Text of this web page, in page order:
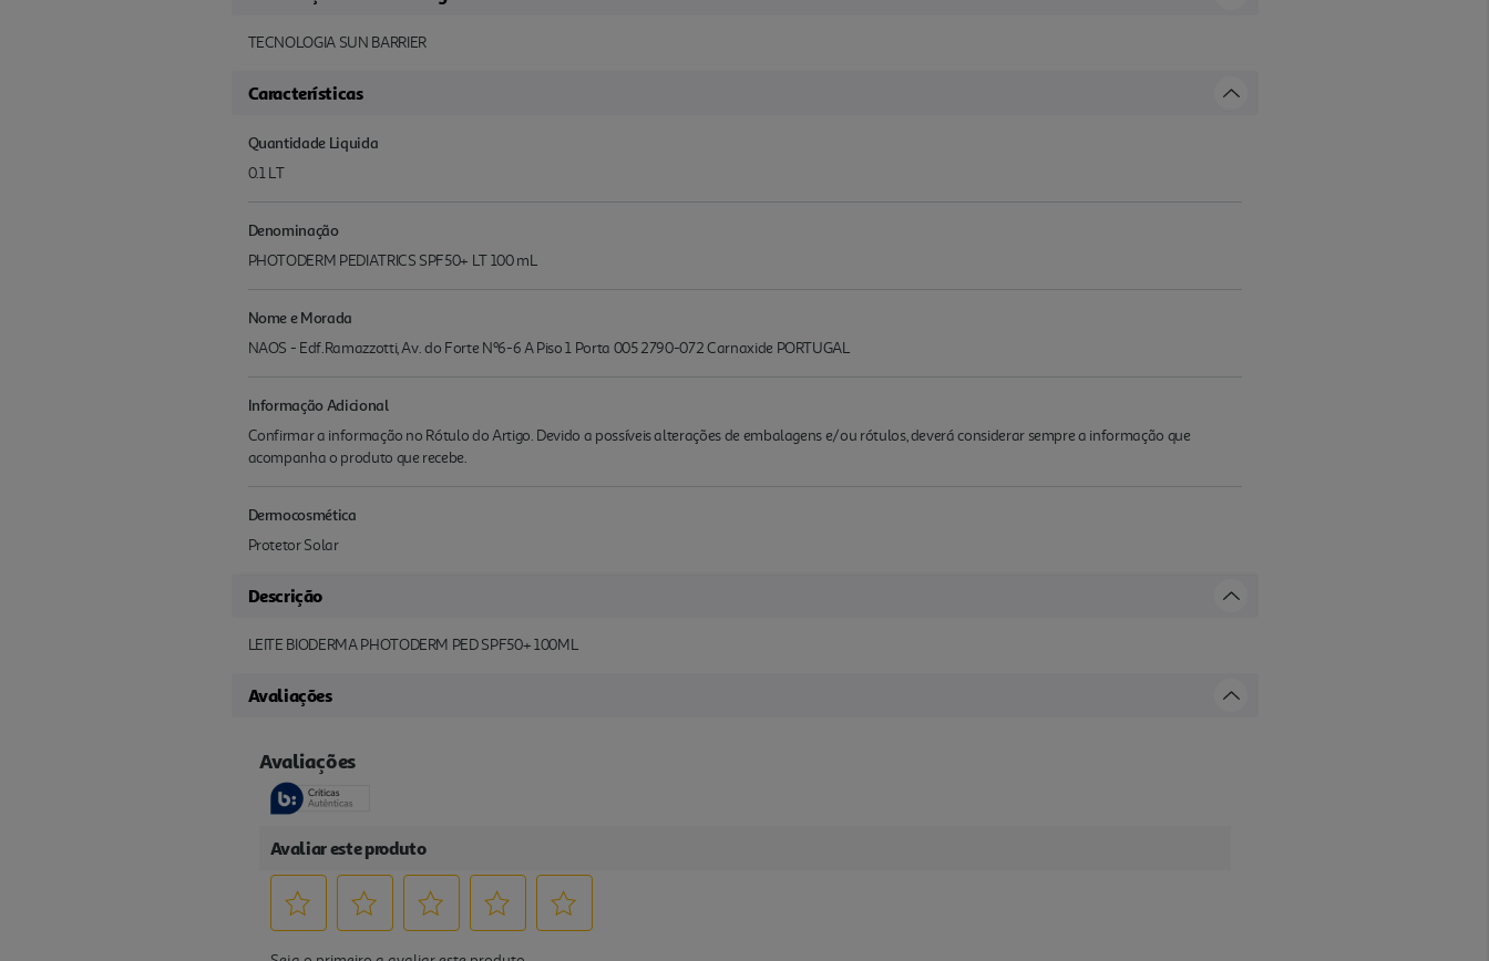
TECNOLOGIA SUN BARRIER
Características
Quantidade Liquida
0.1 LT
Denominação
PHOTODERM PEDIATRICS SPF50+ LT 100 mL
Nome e Morada
NAOS - Edf.Ramazzotti, Av. do Forte Nº6-6 A Piso 1 Porta 005 2790-072 Carnaxide PORTUGAL
Informação Adicional
Confirmar a informação no Rótulo do Artigo. Devido a possíveis alterações de embalagens e/ou rótulos, deverá considerar sempre a informação que
acompanha o produto que recebe.
Dermocosmética
Protetor Solar
Descrição
LEITE BIODERMA PHOTODERM PED SPF50+ 100ML
Avaliações